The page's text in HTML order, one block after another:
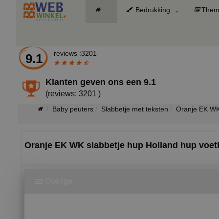
Bedrukking
9.1 reviews :3201
Klanten geven ons een9.1
(reviews: 3201 )
Baby peuters Slabbetje met teksten Oranje EK
Oranje EK WK slabbetje hup Holland hup